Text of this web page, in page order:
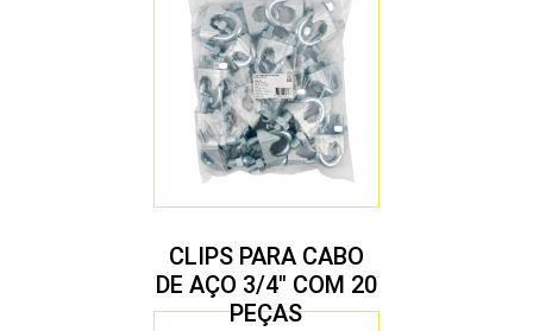
CLIPS PARA CABO
DE AÇO 3/4″ COM 20
PEÇAS